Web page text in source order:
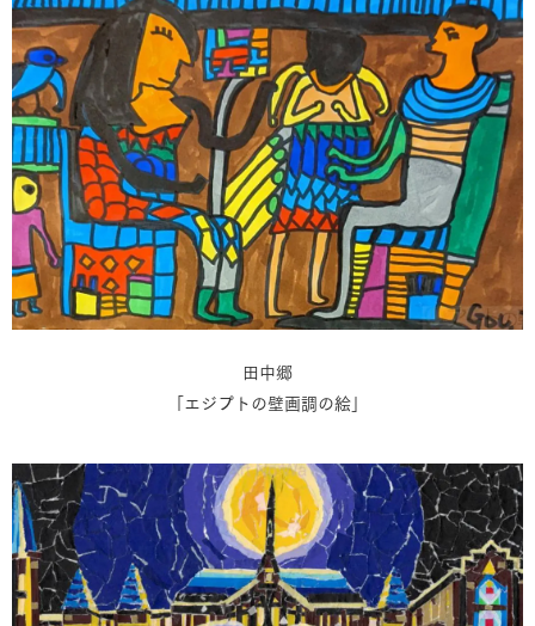
田中郷
「エジプトの壁画調の絵」